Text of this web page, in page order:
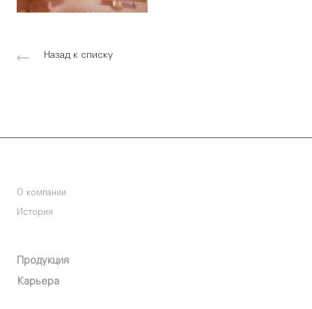
Назад к списку
О компании
История
Продукция
Карьера